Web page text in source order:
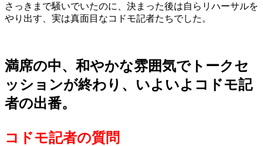
さっきまで騒いでいたのに、決まった後は自らリハーサルを
やり出す、実は真面目なコドモ記者たちでした。
満席の中、和やかな雰囲気でトークセ
ッションが終わり、いよいよコドモ記
者の出番。
コドモ記者の質問